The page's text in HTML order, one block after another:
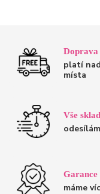
platí
místa
Vše
Garance
máme